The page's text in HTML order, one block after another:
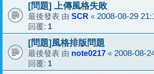
[問題] 上傳風格失敗
最後發表 由 SCR « 2008-08-29
回覆: 1
[問題]風格排版問題
最後發表 由 note0217 « 2008-08-
回覆: 1